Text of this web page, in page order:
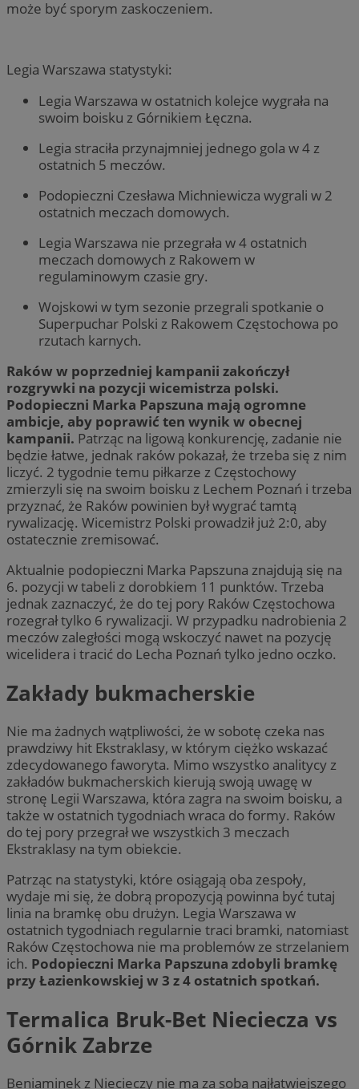
może być sporym zaskoczeniem.
Legia Warszawa statystyki:
Legia Warszawa w ostatnich kolejce wygrała na
swoim boisku z Górnikiem Łęczna.
Legia straciła przynajmniej jednego gola w 4 z
ostatnich 5 meczów.
Podopieczni Czesława Michniewicza wygrali w 2
ostatnich meczach domowych.
Legia Warszawa nie przegrała w 4 ostatnich
meczach domowych z Rakowem w
regulaminowym czasie gry.
Wojskowi w tym sezonie przegrali spotkanie o
Superpuchar Polski z Rakowem Częstochowa po
rzutach karnych.
Raków w poprzedniej kampanii zakończył
rozgrywki na pozycji wicemistrza polski.
Podopieczni Marka Papszuna mają ogromne
ambicje, aby poprawić ten wynik w obecnej
kampanii. Patrząc na ligową konkurencję, zadanie nie
będzie łatwe, jednak raków pokazał, że trzeba się z nim
liczyć. 2 tygodnie temu piłkarze z Częstochowy
zmierzyli się na swoim boisku z Lechem Poznań i trzeba
przyznać, że Raków powinien był wygrać tamtą
rywalizację. Wicemistrz Polski prowadził już 2:0, aby
ostatecznie zremisować.
Aktualnie podopieczni Marka Papszuna znajdują się na
6. pozycji w tabeli z dorobkiem 11 punktów. Trzeba
jednak zaznaczyć, że do tej pory Raków Częstochowa
rozegrał tylko 6 rywalizacji. W przypadku nadrobienia 2
meczów zaległości mogą wskoczyć nawet na pozycję
wicelidera i tracić do Lecha Poznań tylko jedno oczko.
Zakłady bukmacherskie
Nie ma żadnych wątpliwości, że w sobotę czeka nas
prawdziwy hit Ekstraklasy, w którym ciężko wskazać
zdecydowanego faworyta. Mimo wszystko analitycy z
zakładów bukmacherskich kierują swoją uwagę w
stronę Legii Warszawa, która zagra na swoim boisku, a
także w ostatnich tygodniach wraca do formy. Raków
do tej pory przegrał we wszystkich 3 meczach
Ekstraklasy na tym obiekcie.
Patrząc na statystyki, które osiągają oba zespoły,
wydaje mi się, że dobrą propozycją powinna być tutaj
linia na bramkę obu drużyn. Legia Warszawa w
ostatnich tygodniach regularnie traci bramki, natomiast
Raków Częstochowa nie ma problemów ze strzelaniem
ich. Podopieczni Marka Papszuna zdobyli bramkę
przy Łazienkowskiej w 3 z 4 ostatnich spotkań.
Termalica Bruk-Bet Nieciecza vs
Górnik Zabrze
Beniaminek z Niecieczy nie ma za sobą najłatwiejszego